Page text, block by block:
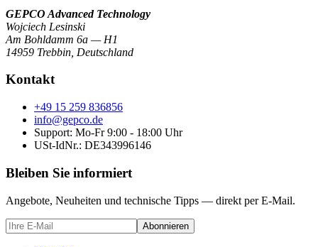
GEPCO Advanced Technology
Wojciech Lesinski
Am Bohldamm 6a — H1
14959 Trebbin Deutschland
Kontakt
+49 15 259 836856
info@gepco.de
Support: Mo-Fr 9:00 - 18:00 Uhr
USt-IdNr.: DE343996146
Bleiben Sie informiert
Angebote, Neuheiten und technische Tipps — direkt per E-Mail.
Abonnieren